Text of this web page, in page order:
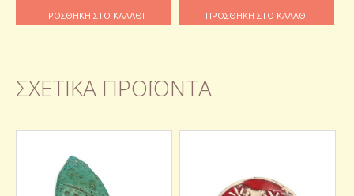
ΠΡΟΣΘΉΚΗ ΣΤΟ ΚΑΛΆΘΙ ΠΡΟΣΘΉΚΗ ΣΤΟ ΚΑΛΆΘΙ
ΣΧΕΤΙΚΆ ΠΡΟΪΌΝΤΑ